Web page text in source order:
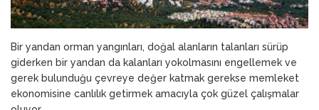
Bir yandan orman yangınları, doğal alanların talanları sürüp
giderken bir yandan da kalanları yokolmasını engellemek ve
gerek bulunduğu çevreye değer katmak gerekse memleket
ekonomisine canlılık getirmek amacıyla çok güzel çalışmalar